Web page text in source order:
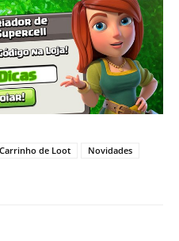
Carrinho de Loot
Novidades